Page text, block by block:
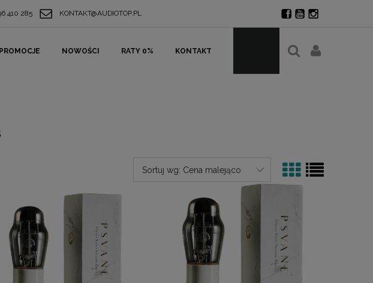
410 285 KONTAKT@AUDIOTOP.PL
PROMOCJE NOWOŚCI RATY 0% KONTAKT
Sortuj wg: Cena malejąco